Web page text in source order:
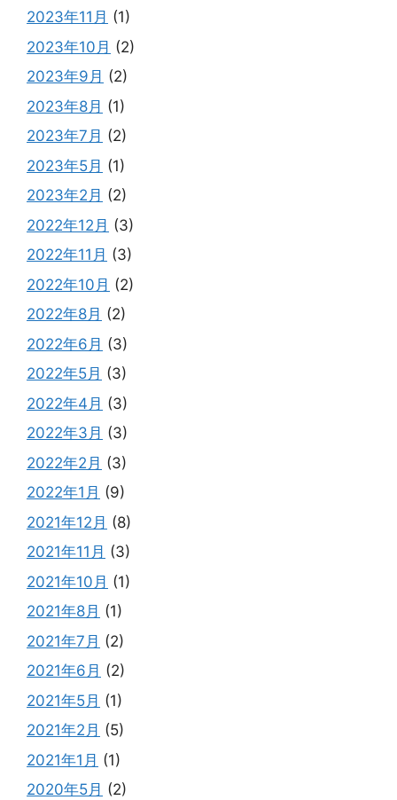
2023年11月 (1)
2023年10月 (2)
2023年9月 (2)
2023年8月 (1)
2023年7月 (2)
2023年5月 (1)
2023年2月 (2)
2022年12月 (3)
2022年11月 (3)
2022年10月 (2)
2022年8月 (2)
2022年6月 (3)
2022年5月 (3)
2022年4月 (3)
2022年3月 (3)
2022年2月 (3)
2022年1月 (9)
2021年12月 (8)
2021年11月 (3)
2021年10月 (1)
2021年8月 (1)
2021年7月 (2)
2021年6月 (2)
2021年5月 (1)
2021年2月 (5)
2021年1月 (1)
2020年5月 (2)